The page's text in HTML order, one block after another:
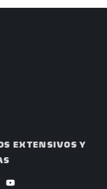
EXTENSIVOS Y
o